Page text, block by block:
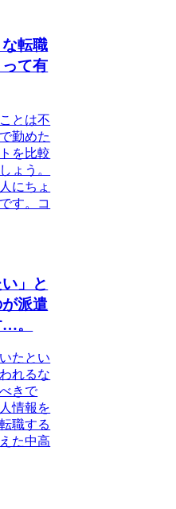
転職
て有
とは不
勤めた
を比較
ょう。
にちょ
す。コ
」と
派遣
。
たとい
れるな
きで
情報を
職する
た中高